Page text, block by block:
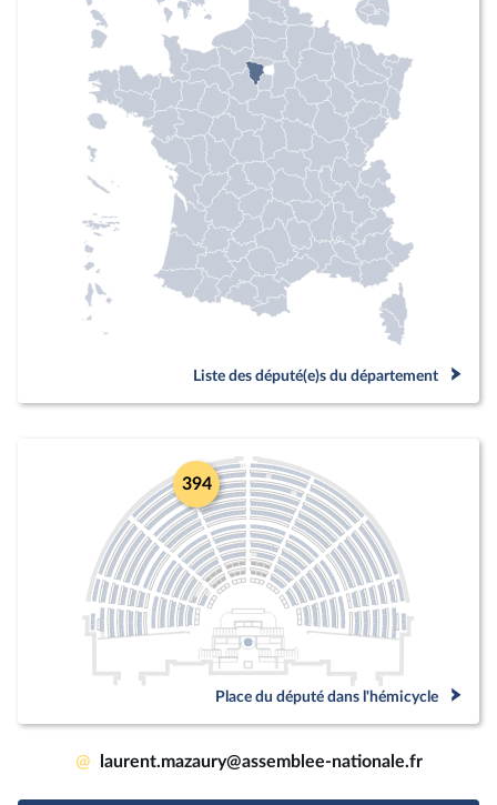
Liste des député(e)s du département
394
Place du député dans l'hémicycle
@ laurent.mazaury@assemblee-nationale.fr